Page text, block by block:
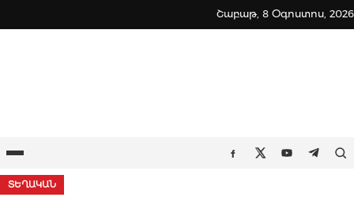
to
Շաբաթ, 8 Օգոստոս, 2026
Ընտրացանկ Facebook
TwitterYoutube
ՏԵՂԱԿԱՆ